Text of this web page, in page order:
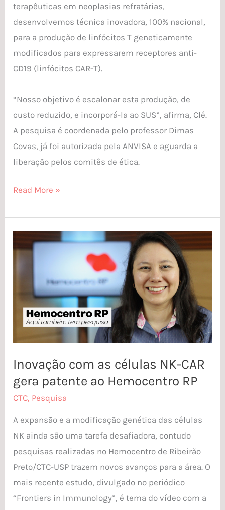
terapêuticas em neoplasias refratárias,
desenvolvemos técnica inovadora, 100% nacional,
para a produção de linfócitos T geneticamente
modificados para expressarem receptores anti-
CD19 (linfócitos CAR-T).
“Nosso objetivo é escalonar esta produção, de
custo reduzido, e incorporá-la ao SUS”, afirma, Clé.
A pesquisa é coordenada pelo professor Dimas
Covas, já foi autorizada pela ANVISA e aguarda a
liberação pelos comitês de ética.
Read More »
Inovação com as células NK-CAR
gera patente ao Hemocentro RP
CTC, Pesquisa
A expansão e a modificação genética das células
NK ainda são uma tarefa desafiadora, contudo
pesquisas realizadas no Hemocentro de Ribeirão
Preto/CTC-USP trazem novos avanços para a área. O
mais recente estudo, divulgado no periódico
“Frontiers in Immunology”, é tema do vídeo com a
Inovação
com
células
NK-
CAR
ao
Hemocentro
RP